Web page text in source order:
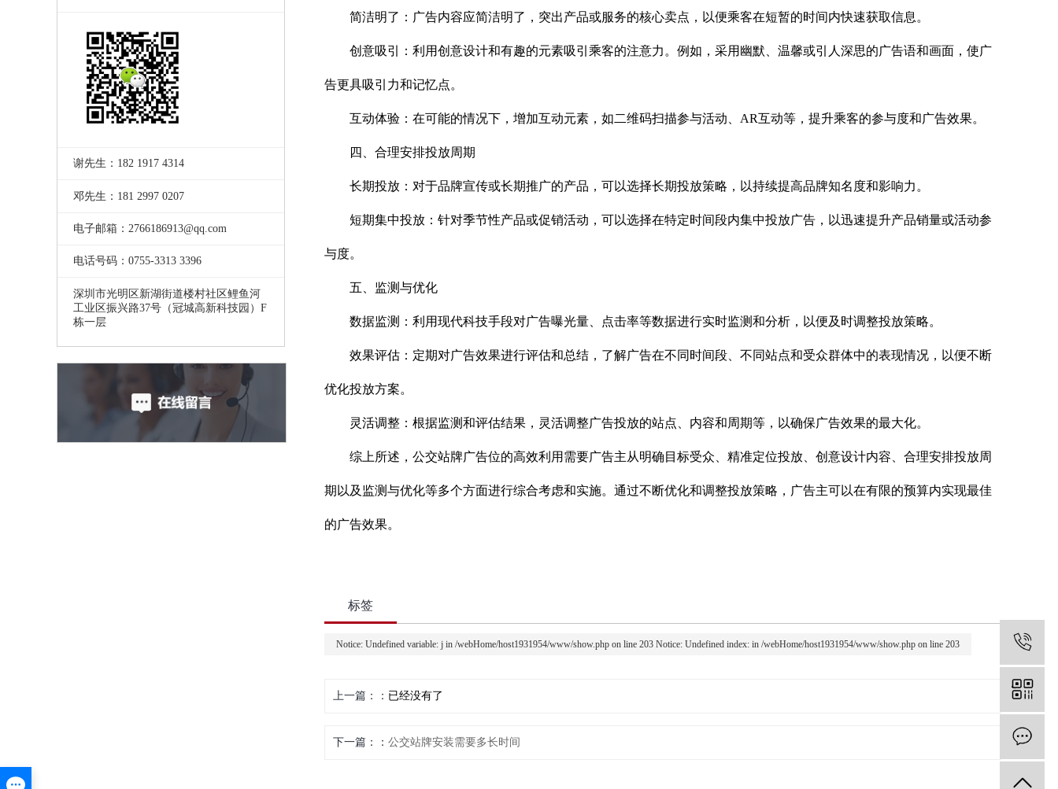
谢先生：182 1917 4314
邓先生：181 2997 0207
电子邮箱：2766186913@qq.com
电话号码：0755-3313 3396
深圳市光明区新湖街道楼村社区鲤鱼河
工业区振兴路37号（冠城高新科技园）F
栋一层
简洁明了：广告内容应简洁明了，突出产品或服务的核心卖点，以便乘客在短暂的时间内快速获取信息。
创意吸引：利用创意设计和有趣的元素吸引乘客的注意力。例如，采用幽默、温馨或引人深思的广告语和画面，使广
告更具吸引力和记忆点。
互动体验：在可能的情况下，增加互动元素，如二维码扫描参与活动、AR互动等，提升乘客的参与度和广告效果。
四、合理安排投放周期
长期投放：对于品牌宣传或长期推广的产品，可以选择长期投放策略，以持续提高品牌知名度和影响力。
短期集中投放：针对季节性产品或促销活动，可以选择在特定时间段内集中投放广告，以迅速提升产品销量或活动参
与度。
五、监测与优化
数据监测：利用现代科技手段对广告曝光量、点击率等数据进行实时监测和分析，以便及时调整投放策略。
效果评估：定期对广告效果进行评估和总结，了解广告在不同时间段、不同站点和受众群体中的表现情况，以便不断
优化投放方案。
灵活调整：根据监测和评估结果，灵活调整广告投放的站点、内容和周期等，以确保广告效果的最大化。
综上所述，公交站牌广告位的高效利用需要广告主从明确目标受众、精准定位投放、创意设计内容、合理安排投放周
期以及监测与优化等多个方面进行综合考虑和实施。通过不断优化和调整投放策略，广告主可以在有限的预算内实现最佳
的广告效果。
标签
Notice: Undefined variable: j in /webHome/host1931954/www/show.php on line 203 Notice: Undefined index: in /webHome/host1931954/www/show.php on line 203
上一篇： 已经没有了
下一篇： 公交站牌安装需要多长时间